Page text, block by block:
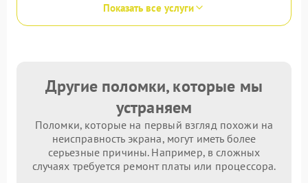
Показать все услуги
Другие поломки, которые мы
устраняем
Поломки, которые на первый взгляд похожи на
неисправность экрана, могут иметь более
серьезные причины. Например, в сложных
случаях требуется ремонт платы или процессора.